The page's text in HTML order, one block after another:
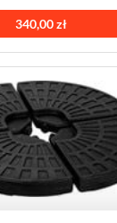
340,00 zł